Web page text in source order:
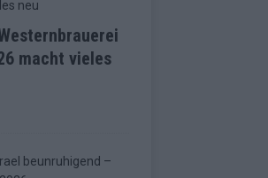
macht vieles